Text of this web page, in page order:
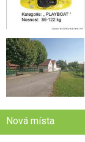
Nová místa